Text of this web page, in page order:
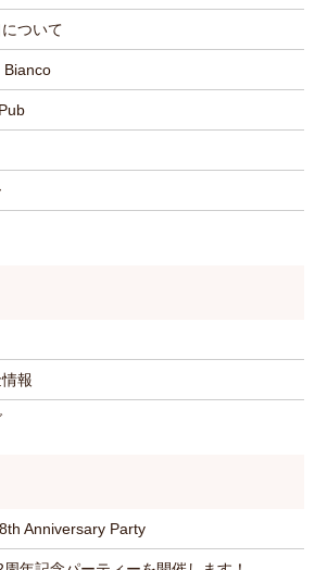
ついて
報
Anniversary Party